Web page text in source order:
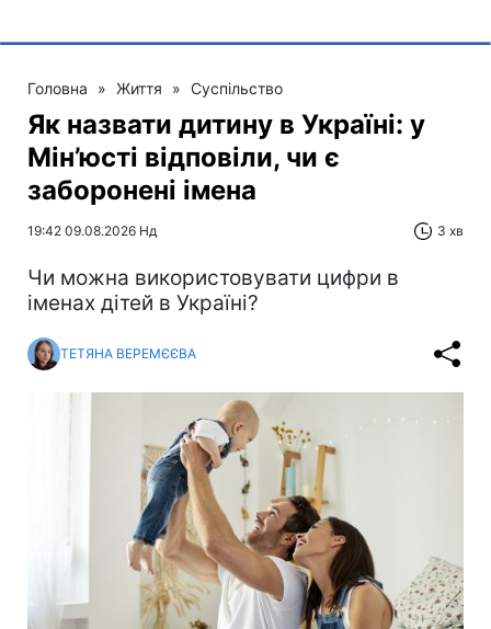
Головна » Життя » Суспільство
Як назвати дитину в Україні: у
Мін’юсті відповіли, чи є
заборонені імена
19:42 09.08.2026 Нд 3 хв
Чи можна використовувати цифри в
іменах дітей в Україні?
ТЕТЯНА ВЕРЕМЄЄВА